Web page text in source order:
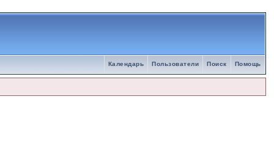
Помощь
Поиск
Пользователи
Календарь